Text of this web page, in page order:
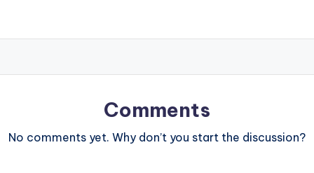
Comments
No comments yet. Why don’t you start the discussion?